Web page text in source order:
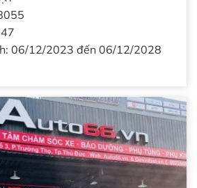
06/12/2023 đến 06/12/2028